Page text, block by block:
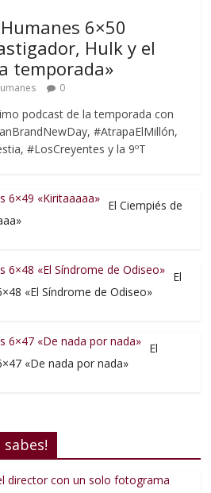
6×50
Hulk y el
temporada»
0
podcast de la temporada con
#AtrapaElMillón,
#LosCreyentes y la 9ºT
El Ciempiés de
El
«El Síndrome de Odiseo»
El
«De nada por nada»